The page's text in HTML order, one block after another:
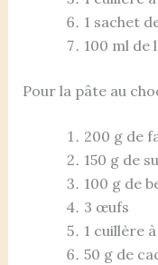
1 sachet
100 ml de
Pour la pâte au
200 g de
150 g de
100 g de
3 œufs
1 cuillère
50 g de